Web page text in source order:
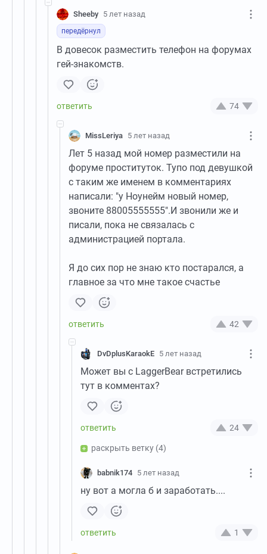
Sheeby 5 лет назад
передёрнул
В довесок разместить телефон на форумах
гей-знакомств.
74
MissLeriya 5 лет назад
Лет 5 назад мой номер разместили на
форуме проституток. Тупо под девушкой
с таким же именем в комментариях
написали: "у Ноунейм новый номер,
звоните 88005555555".И звонили же и
писали, пока не связалась с
администрацией портала.
Я до сих пор не знаю кто постарался, а
главное за что мне такое счастье
42
DvDplusKaraokE 5 лет назад
Может вы с LaggerBear встретились
тут в комментах?
24
раскрыть ветку (4)
babnik174 5 лет назад
ну вот а могла б и заработать....
1